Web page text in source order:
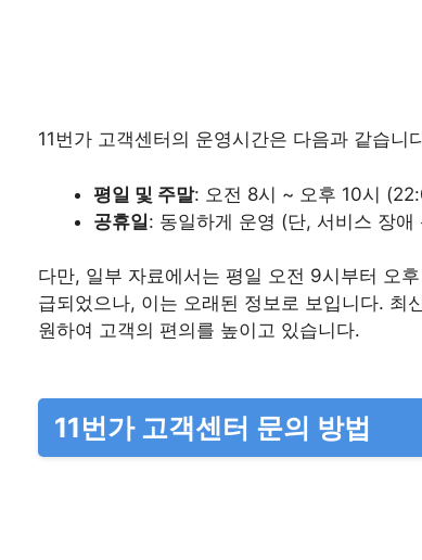
11번가 고객센터의 운영시간은 다음과 같습니
평일 및 주말: 오전 8시 ~ 오후 10시
공휴일: 동일하게 운영 (단, 서비스 장
다만, 일부 자료에서는 평일 오전 9시부터 오
급되었으나, 이는 오래된 정보로 보입니다. 최
원하여 고객의 편의를 높이고 있습니다.
11번가 고객센터 문의 방법